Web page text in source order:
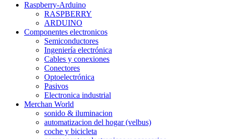
Raspberry-Arduino
RASPBERRY
ARDUINO
Componentes electronicos
Semiconductores
Ingeniería electrónica
Cables y conexiones
Conectores
Optoelectrónica
Pasivos
Electronica industrial
Merchan World
sonido & iluminacion
automatizacion del hogar (velbus)
coche y bicicleta